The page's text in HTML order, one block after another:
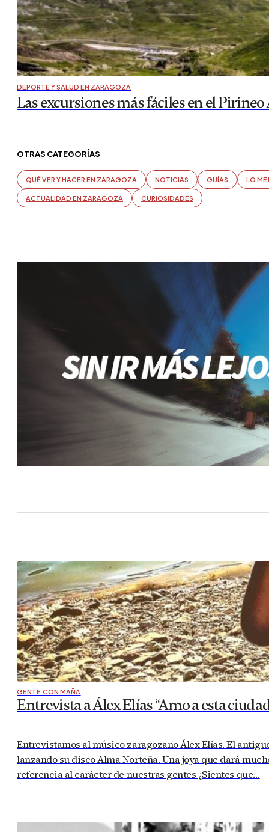
DEPORTE Y SALUD EN ZARAGOZA
Las excursiones más fáciles en el
OTRAS CATEGORÍAS
QUÉ VER Y HACER EN ZARAGOZA NOTICIAS GUÍAS LO
ACTUALIDAD EN ZARAGOZA CURIOSIDADES
GENTE CON MAÑA
Entrevista a Álex Elías “Amo a esta
Entrevistamos al músico zaragozano Álex Elías. El
lanzando su disco Alma Norteña. Una joya que dará
referencia al carácter de nuestras gentes ¿Sientes que…